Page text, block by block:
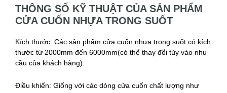
THÔNG SỐ KỸ THUẬT CỦA SẢN PHẨM
CỬA CUỐN NHỰA TRONG SUỐT
Kích thước: Các sản phẩm cửa cuốn nhựa trong suốt có kích
thước từ 2000mm đến 6000mm(có thể thay đổi tùy vào nhu
cầu của khách hàng).
Điều khiển: Giống với các dòng cửa cuốn chất lượng như